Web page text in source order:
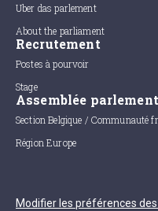
Uber das parlement
About the parliament
Recrutement
Postes à pourvoir
Stage
Assemblée
Section Belgique / Communauté
Région Europe
Modifier les préférences